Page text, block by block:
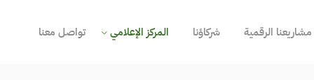
مشاريعنا الرقمية شركاؤنا المركز الإعلامي تواصل معنا